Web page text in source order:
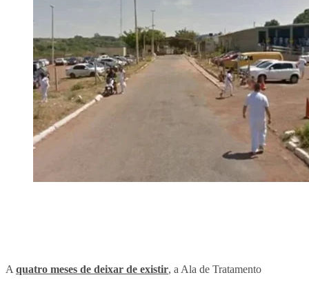
A quatro meses de deixar de existir, a Ala de Tratamento